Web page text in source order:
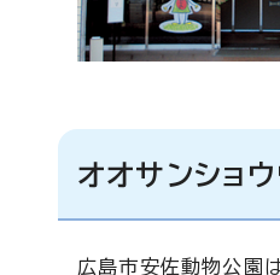
オオサンショ
広島市安佐動物公園